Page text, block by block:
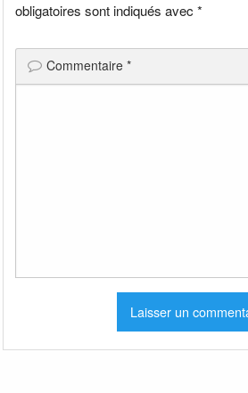
obligatoires sont indiqués avec*
Commentaire*